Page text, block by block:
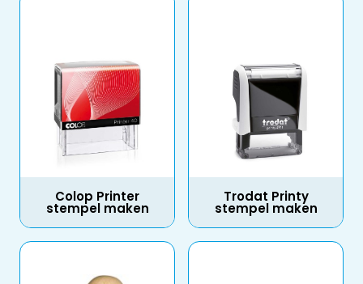
Colop Printer
stempel maken
Trodat Printy
stempel maken